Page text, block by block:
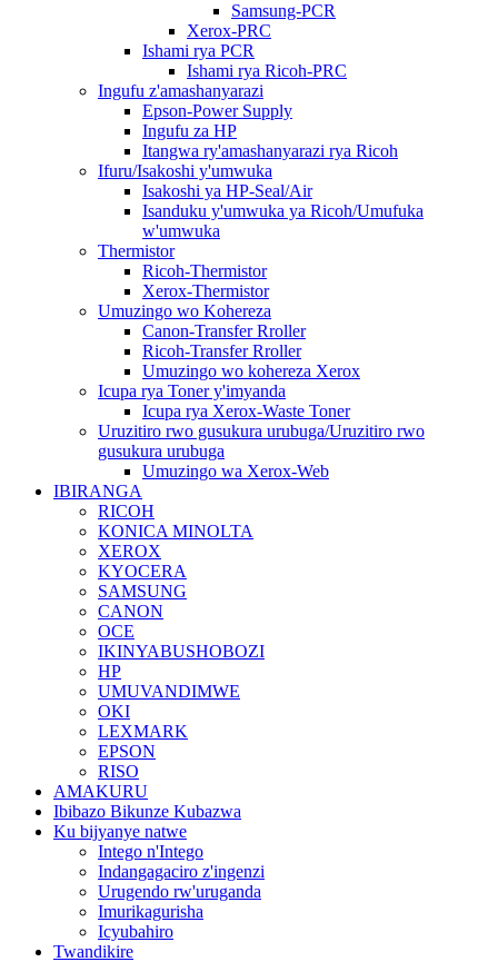
Samsung-PCR
Xerox-PRC
Ishami rya PCR
Ishami rya Ricoh-PRC
Ingufu z'amashanyarazi
Epson-Power Supply
Ingufu za HP
Itangwa ry'amashanyarazi rya Ricoh
Ifuru/Isakoshi y'umwuka
Isakoshi ya HP-Seal/Air
Isanduku y'umwuka ya Ricoh/Umufuka
w'umwuka
Thermistor
Ricoh-Thermistor
Xerox-Thermistor
Umuzingo wo Kohereza
Canon-Transfer Rroller
Ricoh-Transfer Rroller
Umuzingo wo kohereza Xerox
Icupa rya Toner y'imyanda
Icupa rya Xerox-Waste Toner
Uruzitiro rwo gusukura urubuga/Uruzitiro rwo
gusukura urubuga
Umuzingo wa Xerox-Web
IBIRANGA
RICOH
KONICA MINOLTA
XEROX
KYOCERA
SAMSUNG
CANON
OCE
IKINYABUSHOBOZI
HP
UMUVANDIMWE
OKI
LEXMARK
EPSON
RISO
AMAKURU
Ibibazo Bikunze Kubazwa
Ku bijyanye natwe
Intego n'Intego
Indangagaciro z'ingenzi
Urugendo rw'uruganda
Imurikagurisha
Icyubahiro
Twandikire